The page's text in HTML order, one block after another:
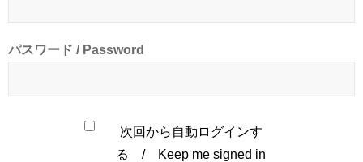
パスワード / Password
次回から自動ログインす
る / Keep me signed in